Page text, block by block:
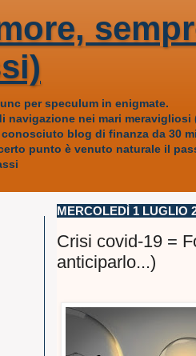
per speculum in enigmate.
navigazione nei mari meravigliosi
blog di finanza da 30
punto è venuto naturale il
MERCOLEDÌ 1 LUGLIO
Crisi covid-19 =
anticiparlo...)